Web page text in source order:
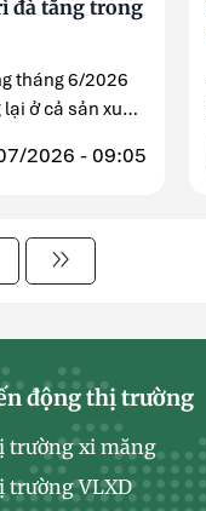
đà tăng trong
tháng 6/2026
ở cả sản xuất,
2026 - 09:05
động thị trường
trường xi măng
trường VLXD